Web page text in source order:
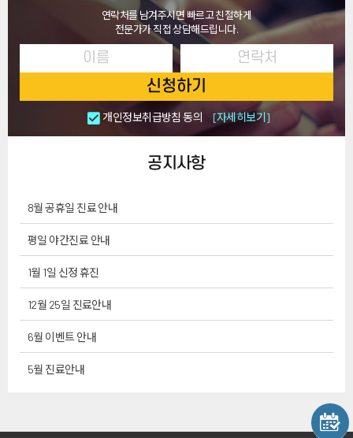
공지사항
8월 공휴일 진료 안내
평일 야간진료 안내
1월 1일 신정 휴진
12월 25일 진료안내
6월 이벤트 안내
5월 진료안내
연락처를 남겨주시면 빠르고 친절하게
전문가가 직접 상담해드립니다.
신청하기
개인정보취급방침 동의 [자세히보기]